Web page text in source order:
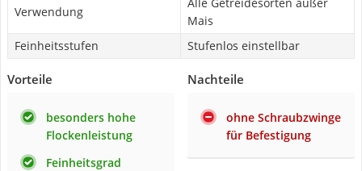
Verwendung
Mais
Feinheitsstufen
Stufenlos einstellbar
Vorteile
besonders hohe
Flockenleistung
Feinheitsgrad
Nachteile
ohne Schraubzwinge
für Befestigung